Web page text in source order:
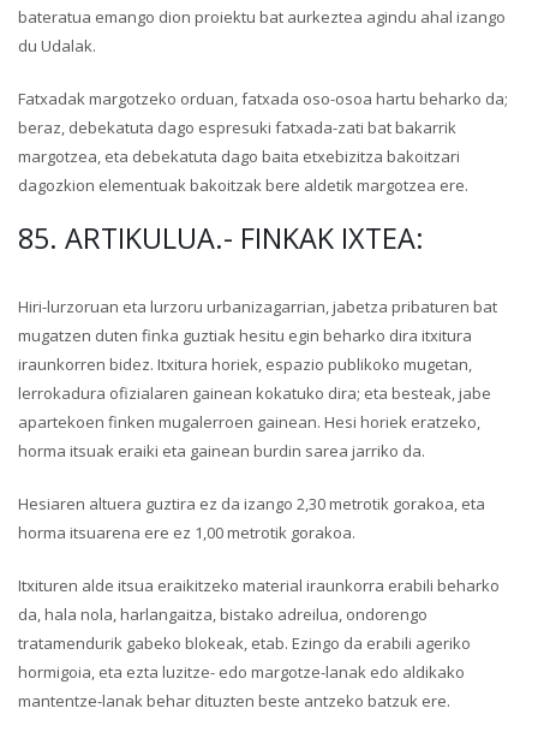
bateratua emango dion proiektu bat aurkeztea agindu ahal izango
du Udalak.
Fatxadak margotzeko orduan, fatxada oso-osoa hartu beharko da;
beraz, debekatuta dago espresuki fatxada-zati bat bakarrik
margotzea, eta debekatuta dago baita etxebizitza bakoitzari
dagozkion elementuak bakoitzak bere aldetik margotzea ere.
85. ARTIKULUA.- FINKAK IXTEA:
Hiri-lurzoruan eta lurzoru urbanizagarrian, jabetza pribaturen bat
mugatzen duten finka guztiak hesitu egin beharko dira itxitura
iraunkorren bidez. Itxitura horiek, espazio publikoko mugetan,
lerrokadura ofizialaren gainean kokatuko dira; eta besteak, jabe
apartekoen finken mugalerroen gainean. Hesi horiek eratzeko,
horma itsuak eraiki eta gainean burdin sarea jarriko da.
Hesiaren altuera guztira ez da izango 2,30 metrotik gorakoa, eta
horma itsuarena ere ez 1,00 metrotik gorakoa.
Itxituren alde itsua eraikitzeko material iraunkorra erabili beharko
da, hala nola, harlangaitza, bistako adreilua, ondorengo
tratamendurik gabeko blokeak, etab. Ezingo da erabili ageriko
hormigoia, eta ezta luzitze- edo margotze-lanak edo aldikako
mantentze-lanak behar dituzten beste antzeko batzuk ere.